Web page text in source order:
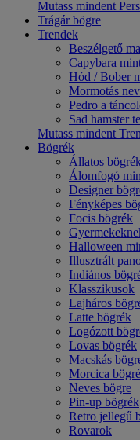
Mutass mindent
Trágár bögre
Trendek
Beszélgető
Capybara
Hód / Bober
Mormotás
Pedro a
Sad hamster
Mutass mindent
Bögrék
Állatos
Álomfogó
Designer
Fényképes
Focis bögrék
Halloween
Illusztrált
Indiános
Klasszikusok
Lajháros
Latte bögrék
Logózott
Lovas bögrék
Macskás
Morcica
Neves bögre
Pin-up bögrék
Retro jellegű
Rovarok